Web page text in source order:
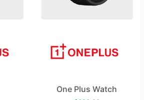
One Plus Watch